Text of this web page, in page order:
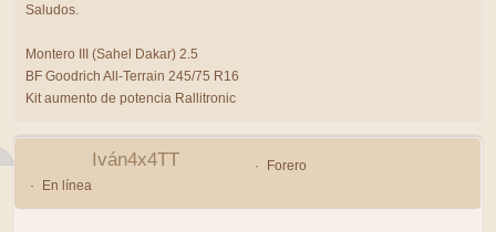
Saludos.
Montero III (Sahel Dakar) 2.5
BF Goodrich All-Terrain 245/75 R16
Kit aumento de potencia Rallitronic
Iván4x4TT
Forero
En línea